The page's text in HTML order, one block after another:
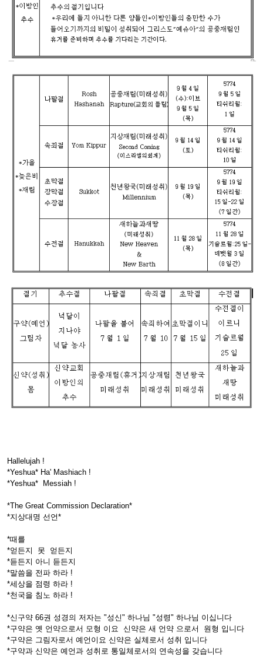
Hallelujah !
*Yeshua* Ha' Mashiach !
*Yeshua* Messiah !
*The Great Commission Declaration*
*지상대명 선언*
*때를
*얻든지 못 얻든지
*듣든지 아니 듣든지
*말씀을 전파 하라 !
*세상을 점령 하라 !
*천국을 침노 하라 !
*신구약 66권 성경의 저자는 "성신" 하나님 "성령" 하나님 이십니다
*구약은 옛 언약으로서 모형 이요 신약은 새 언약 으로서 원형 입니다
*구약은 그림자로서 예언이요 신약은 실체로서 성취 입니다
*구약과 신약은 예언과 성취로 통일체로서의 연속성을 갖습니다